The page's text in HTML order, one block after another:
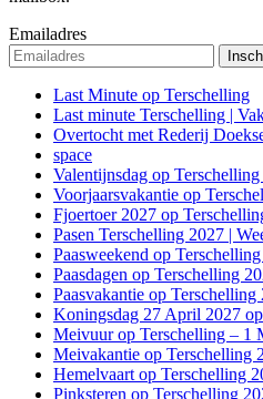
Emailadres
Last Minute op Terschelling
Last minute Terschelling |
Overtocht met Rederij
space
Valentijnsdag op
Voorjaarsvakantie op
Fjoertoer 2027 op
Pasen Terschelling 2027 |
Paasweekend op
Paasdagen op Terschelling
Paasvakantie op Terschelling
Koningsdag 27 April 2027
Meivuur op Terschelling – 1
Meivakantie op Terschelling
Hemelvaart op Terschelling
Pinksteren op Terschelling